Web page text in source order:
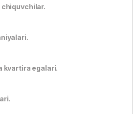
kvartira egalari.